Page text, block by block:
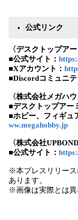
公式リンク
〈デスクトップア
■公式サイト：
■Xアカウント：
■Discordコミュニテ
〈株式会社メガハウ
■デスクトップアー
■ホビー、フィギュ
ww.megahobby.jp
〈株式会社UPBOND
■公式サイト：
※本プレスリリー
あります。
※画像は実際とは異